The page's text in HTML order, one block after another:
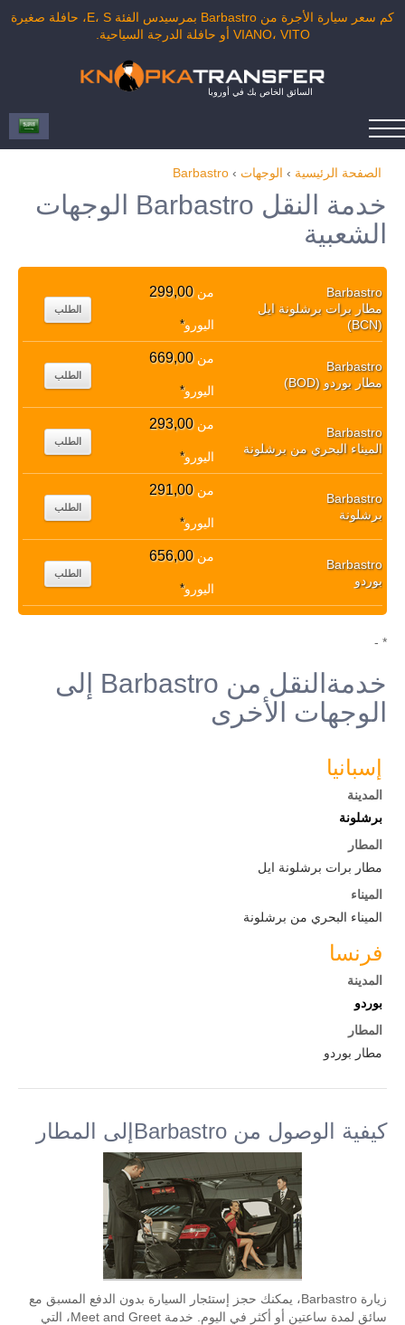
كم سعر سيارة الأجرة من Barbastro بمرسيدس الفئة E، S، حافلة صغيرة
VIANO، VITO أو حافلة الدرجة السياحية.
السائق الخاص بك في أوروبا
الصفحة الرئيسية › الوجهات ›
Barbastro
خدمة النقل Barbastro الوجهات
الشعبية
Barbastro
مطار برات برشلونة ايل
(BCN)
من299,00
اليورو*
الطلب
Barbastro
مطار بوردو (BOD)
من669,00
اليورو*
الطلب
Barbastro
الميناء البحري من برشلونة
من293,00
اليورو*
الطلب
Barbastro
برشلونة
من291,00
اليورو*
الطلب
Barbastro
بوردو
من656,00
اليورو*
الطلب
* -
خدمةالنقل من Barbastro إلى
الوجهات الأخرى
إسبانيا
المدينة
برشلونة
المطار
مطار برات برشلونة ايل
الميناء
الميناء البحري من برشلونة
فرنسا
المدينة
بوردو
المطار
مطار بوردو
كيفية الوصول من Barbastroإلى المطار
زيارة Barbastro، يمكنك حجز إستئجار السيارة بدون الدفع المسبق مع
سائق لمدة ساعتين أو أكثر في اليوم. خدمة Meet and Greet، التي